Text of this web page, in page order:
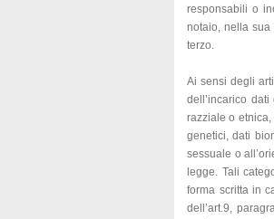
responsabili o
notaio, nella sua
terzo.
Ai sensi degli
dell’incarico
razziale o
genetici, dati
sessuale o
legge. Tali
forma scritta in
dell’art.9,